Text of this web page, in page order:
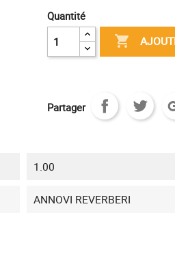
Quantité

Partager
1.00
ANNOVI REVERBERI